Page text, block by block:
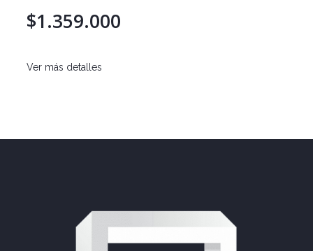
$1.359.000
Ver más detalles